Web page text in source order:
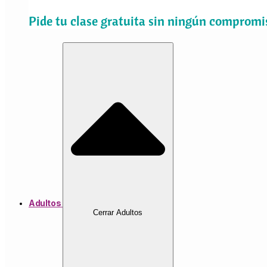
Pide tu clase gratuita sin ningún
Adultos
Cerrar Adultos